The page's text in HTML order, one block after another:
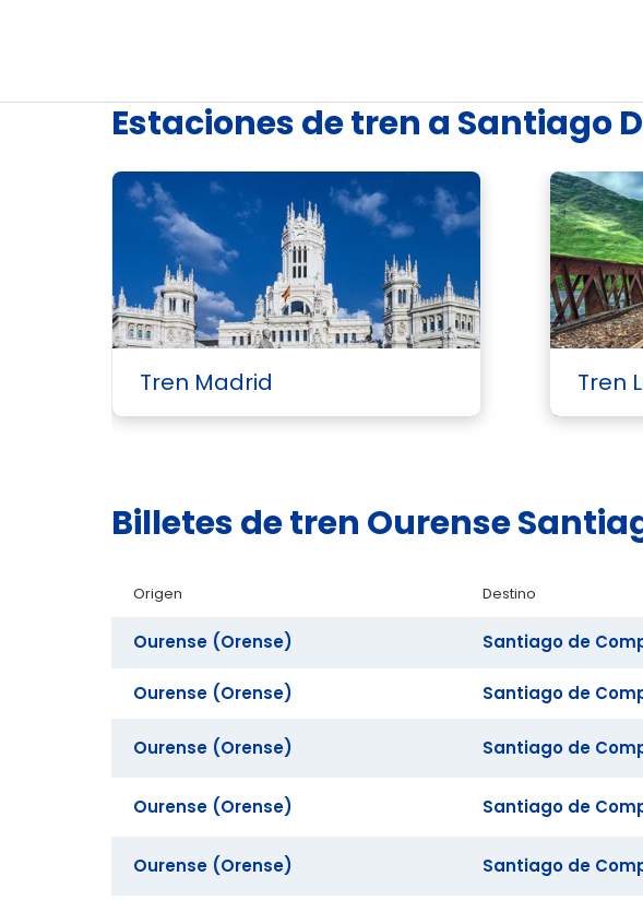
Estaciones de tren a Santiago
Tren Madrid Tren
Billetes de tren Ourense
Origen Destino
Ourense (Orense) Santiago de
Ourense (Orense) Santiago de
Ourense (Orense) Santiago de
Ourense (Orense) Santiago de
Ourense (Orense) Santiago de